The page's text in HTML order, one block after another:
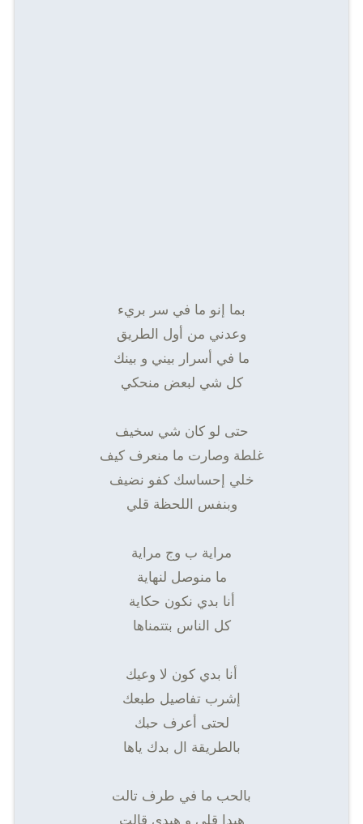
بما إنو ما في سر بريء
وعدني من أول الطريق
ما في أسرار بيني و بينك
كل شي لبعض منحكي
حتى لو كان شي سخيف
غلطة وصارت ما منعرف كيف
خلي إحساسك كفو نضيف
وبنفس اللحظة قلي
مراية ب وج مراية
ما منوصل لنهاية
أنا بدي نكون حكاية
كل الناس بتتمناها
أنا بدي كون لا وعيك
إشرب تفاصيل طبعك
لحتى أعرف حبك
بالطريقة ال بدك ياها
بالحب ما في طرف تالت
هيدا قلي و هيدي قالت